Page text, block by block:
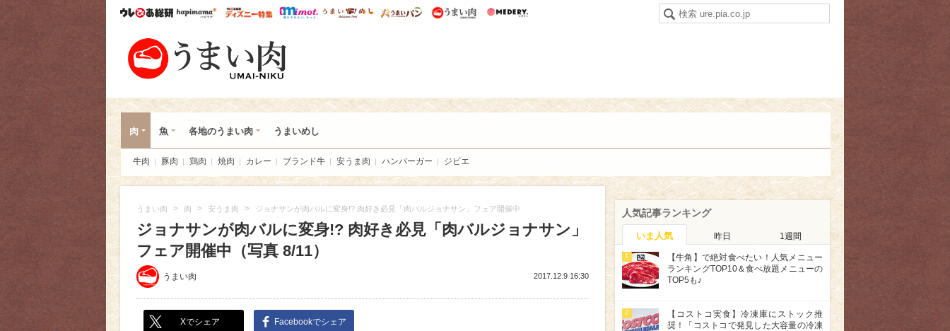
ウレぴあ総研ハピママ* ウレぴあ総研 ディズニー特集
mimot. うまいめし うまいパン うまい肉
肉 魚 各地のうまい肉 うまいめし
牛肉 豚肉 鶏肉 焼肉 カレー ブランド牛 安うま肉 ハンバーガー ジビエ
うまい肉 > 肉 > 安うま肉 > ジョナサンが肉バルに変身!? 肉好き必見「肉バルジョナサン」フェア開催中
ジョナサンが肉バルに変身!? 肉好き必見「肉バルジョナサン」
フェア開催中（写真 8/11）
うまい肉 2017.12.9 16:30
Xでシェア Facebookでシェア
人気記事ランキング
いま人気 昨日 1週間
1
【牛角】で絶対食べたい！人気メニュー
ランキングTOP10＆食べ放題メニューの
TOP5も♪
2
【コストコ実食】冷凍庫にストック推
奨！「コストコで発見した大容量の冷凍